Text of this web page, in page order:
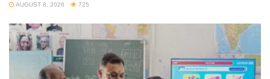
AUGUST 8, 2026 725